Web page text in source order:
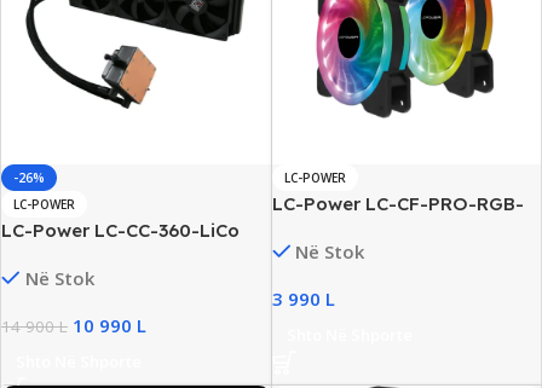
-26%
LC-POWER
LC-Power LC-CC-360-LiCo
Në Stok
14 900L 10 990 L
LC-POWER
LC-Power LC-CF-PRO-RGB-
Në Stok
3 990 L